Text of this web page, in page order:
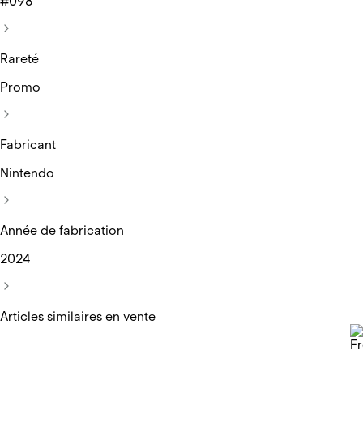
Rareté
Promo
Fabricant
Nintendo
Année de fabrication
2024
Articles similaires en vente